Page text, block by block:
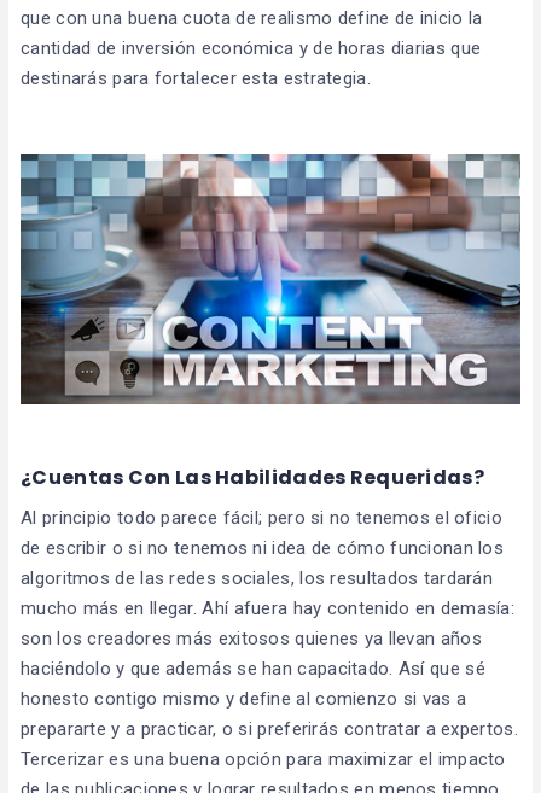
que con una buena cuota de realismo define de inicio la
cantidad de inversión económica y de horas diarias que
destinarás para fortalecer esta estrategia.
¿Cuentas Con Las Habilidades Requeridas?
Al principio todo parece fácil; pero si no tenemos el oficio
de escribir o si no tenemos ni idea de cómo funcionan los
algoritmos de las redes sociales, los resultados tardarán
mucho más en llegar. Ahí afuera hay contenido en demasía:
son los creadores más exitosos quienes ya llevan años
haciéndolo y que además se han capacitado. Así que sé
honesto contigo mismo y define al comienzo si vas a
prepararte y a practicar, o si preferirás contratar a expertos.
Tercerizar es una buena opción para maximizar el impacto